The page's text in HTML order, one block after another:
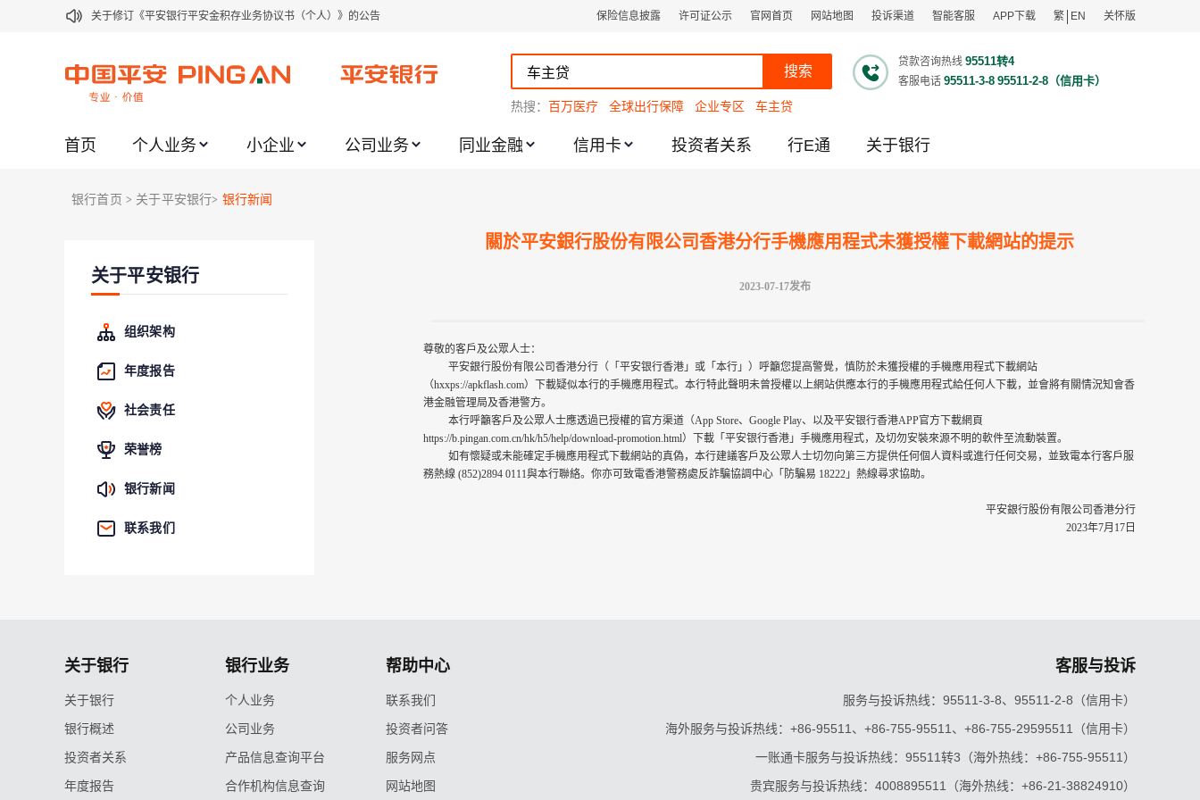
关于修订《平安银行平安金积存业务协议书（个人）》的公告
关于2021年劳动节期间代理贵金属业务风险提示的通知
关于加强代理贵金属业务风险防范的提示
关于进一步加强代理贵金属业务风险防范的提示
关于平安银行电子版信用卡更名为平安银行数字信用卡的公告
保险信息披露 许可证公示 官网首页 网站地图 投诉渠道 智能客服 APP下载 繁 EN 关怀版
搜索
贷款咨询热线 95511转4
客服电话 95511-3-8 95511-2-8（信用卡）
热搜： 百万医疗 全球出行保障 企业专区 车主贷
首页 个人业务 小企业 公司业务 同业金融 信用卡 投资者关系 行E通 关于银行
银行首页 > 关于平安银行> 银行新闻
关于平安银行
组织架构
年度报告
社会责任
荣誉榜
银行新闻
联系我们
關於平安銀行股份有限公司香港分行手機應用程式未獲授權下載網站的提示
2023-07-17发布
尊敬的客戶及公眾人士：
平安銀行股份有限公司香港分行（「平安银行香港」或「本行」）呼籲您提高警覺，慎防於未獲授權的手機應用程式下載網站
（hxxps://apkflash.com）下載疑似本行的手機應用程式。本行特此聲明未曾授權以上網站供應本行的手機應用程式給任何人下載，並會將有關情況知會香
港金融管理局及香港警方。
本行呼籲客戶及公眾人士應透過已授權的官方渠道（App Store、Google Play、以及平安银行香港APP官方下載網頁
https://b.pingan.com.cn/hk/h5/help/download-promotion.html）下載「平安银行香港」手機應用程式，及切勿安裝來源不明的軟件至流動裝置。
如有懷疑或未能確定手機應用程式下載網站的真偽，本行建議客戶及公眾人士切勿向第三方提供任何個人資料或進行任何交易，並致電本行客戶服
務熱線 (852)2894 0111與本行聯絡。你亦可致電香港警務處反詐騙協調中心「防騙易 18222」熱線尋求協助。
平安銀行股份有限公司香港分行
2023年7月17日
关于银行
关于银行
银行概述
投资者关系
年度报告
银行业务
个人业务
公司业务
产品信息查询平台
合作机构信息查询
帮助中心
联系我们
投资者问答
服务网点
网站地图
客服与投诉
服务与投诉热线：95511-3-8、95511-2-8（信用卡）
海外服务与投诉热线：+86-95511、+86-755-95511、+86-755-29595511（信用卡）
一账通卡服务与投诉热线：95511转3（海外热线：+86-755-95511）
贵宾服务与投诉热线：4008895511（海外热线：+86-21-38824910）